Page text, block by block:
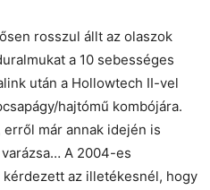
rosszul állt az olaszok
a 10 sebességes
után a Hollowtech II-vel
hajtómű kombójára.
már annak idején is
A 2004-es
kérdezett az illetékesnél, hogy